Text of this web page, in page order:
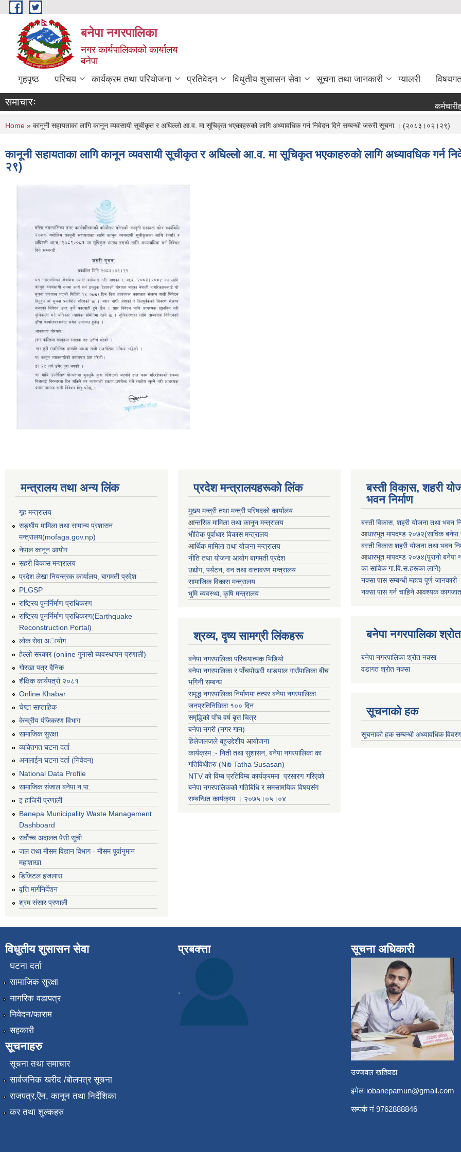
Skip to main content
बनेपा नगरपालिका
नगर कार्यपालिकाको कार्यालय
बनेपा
गृहपृष्ठ परिचय कार्यक्रम तथा परियोजना प्रतिवेदन विधुतीय शुसासन सेवा सूचना तथा जानकारी ग्यालरी
समाचारः
You are here
Home » कानूनी सहायताका लागि कानून व्यवसायी सूचीकृत र अघिल्लो आ.व. मा सूचिकृत भएकाहरुको लागि अध्यावधिक गर्न निवेदन दिने सम्बन्धी जरुरी सूचना । (२०८३।०२।२९)
कानूनी सहायताका लागि कानून व्यवसायी सूचीकृत र अघिल्लो आ.व. मा सूचिकृत भएकाहरुको लागि अध्यावधिक
२९)
मन्त्रालय तथा अन्य लिंक
गृह मन्त्रालय
सङ्घीय मामिला तथा सामान्य प्रशासन
मन्त्रालय(mofaga.gov.np)
नेपाल कानून आयोग
सहरी विकास मन्त्रालय
प्रदेश लेखा नियन्त्रक कार्यालय, बागमती प्रदेश
PLGSP
राष्ट्रिय पुनर्निर्माण प्राधिकरण
राष्ट्रिय पुनर्निर्माण प्राधिकरण(Earthquake
Reconstruction Portal)
लोक सेवा अायोग
हेल्लो सरकार (online गुनासो ब्यवस्थापन प्रणाली)
गोरखा पत्र दैनिक
शैक्षिक कार्यपत्रो २०८१
Online Khabar
चेष्टा साप्ताहिक
केन्द्रीय पंजिकरण विभाग
सामाजिक सुरक्षा
व्यक्तिगत घटना दर्ता
अनलाईन घटना दर्ता (निवेदन)
National Data Profile
सामाजिक संजाल बनेपा न.पा.
इ हाजिरी प्रणाली
Banepa Municipality Waste Management
Dashboard
सर्वोच्च अदालत पेसी सूची
जल तथा मौसम विज्ञान विभाग - मौसम पूर्वानुमान
महाशाखा
डिजिटल इजलास
वृत्ति मार्गनिर्देशन
श्रम संसार प्रणाली
प्रदेश मन्त्रालयहरूको लिंक
मुख्य मन्त्री तथा मन्त्री परिषदको कार्यालय
आन्तरिक मामिला तथा कानून मन्त्रालय
भाैतिक पूर्वाधार विकास मन्त्रालय
आर्थिक मामिला तथा योजना मन्त्रालय
नीति तथा योजना आयोग बागमती प्रदेश
उद्योग, पर्यटन, वन तथा वातावरण मन्त्रालय
सामाजिक विकास मन्त्रालय
भुमि व्यवस्था, कृषि मन्त्रालय
श्रव्य, दृष्य सामग्री लिंकहरू
बनेपा नगरपालिका परिचयात्मक भिडियो
बनेपा नगरपालिका र पाँचपोखरी थाङपाल गाउँपालिका बीच
भगिनी सम्बन्ध
समृद्ध नगरपालिका निर्माणमा तत्पर बनेपा नगरपालिका
जनप्रतिनिधिका १०० दिन
समृद्धिको पाँच वर्ष बृत्त चित्र
बनेपा नगरी (नगर गान)
हिलेजलजले बहुउद्देशीय आयोजना
कार्यक्रम :- निती तथा सुशासन, बनेपा नगरपालिका का
गतिविधीहरु (Niti Tatha Susasan)
NTV को विम्ब प्रतिविम्ब कार्यक्रममा प्रसारण गरिएको
बनेपा नगरपालिकको गतिबिधि र समसामयिक विषयसंग
सम्बन्धित कार्यक्रम । २०७५।०५।०४
बस्ती विकास, शहरी
भवन निर्माण
बस्ती विकास, शहरी योजना तथा भवन
आधारभूत मापदण्ड २०७२(साविक बनेपा
बस्ती विकास शहरी योजना तथा भवन
आधारभूत मापदण्ड २०७४(पुरानो बनेपा
का साविक गा.वि.स.हरूका लागि)
नक्सा पास सम्बन्धी महत्व पूर्ण जानकारी
नक्सा पास गर्न चाहिने आवश्यक
बनेपा नगरपालिका
बनेपा नगरपालिका श्रोत नक्सा
वडागत श्रोत नक्सा
सूचनाको हक
सूचनाको हक सम्बन्धी अध्यावधिक
विधुतीय शुसासन सेवा
घटना दर्ता
सामाजिक सुरक्षा
नागरिक वडापत्र
निवेदन/फाराम
सहकारी
सूचनाहरु
सूचना तथा समाचार
सार्वजनिक खरीद /बोलपत्र सूचना
राजपत्र,ऎन, कानून तथा निर्देशिका
कर तथा शुल्कहरु
प्रबक्त्ता
.
सूचना अधिकारी
उज्जवल खतिवडा
इमेलःiobanepamun@gmail.com
सम्पर्क नंं 9762888846